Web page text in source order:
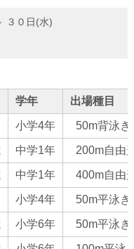
果
ックカップ春季大会
ピックカップ 春季水泳
競技大会
３０日(水)
学年 出場種目
小学4年 50m背泳ぎ
中学1年 200m自由
中学1年 400m自由
小学4年 50m平泳ぎ
小学6年 50m平泳ぎ